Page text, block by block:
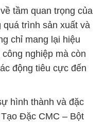
tầm quan trọng của
trình sản xuất và
chỉ mang lại hiệu
nghiệp mà còn
động tiêu cực đến
hình thành và đặc
Đặc CMC – Bột